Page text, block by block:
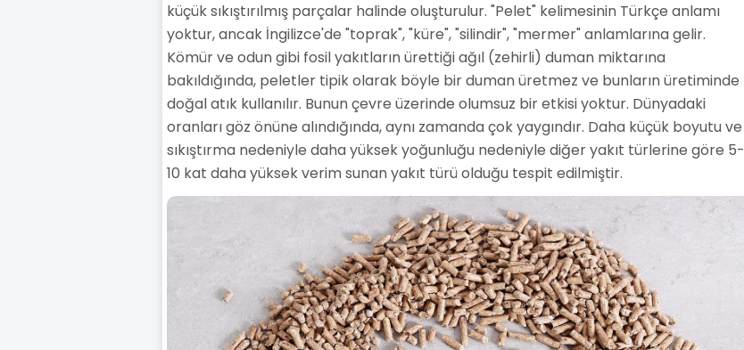
küçük sıkıştırılmış parçalar halinde oluşturulur. "Pelet" kelimesinin Türkçe anlamı
yoktur, ancak İngilizce'de "toprak", "küre", "silindir", "mermer" anlamlarına gelir.
Kömür ve odun gibi fosil yakıtların ürettiği ağıl (zehirli) duman miktarına
bakıldığında, peletler tipik olarak böyle bir duman üretmez ve bunların üretiminde
doğal atık kullanılır. Bunun çevre üzerinde olumsuz bir etkisi yoktur. Dünyadaki
oranları göz önüne alındığında, aynı zamanda çok yaygındır. Daha küçük boyutu ve
sıkıştırma nedeniyle daha yüksek yoğunluğu nedeniyle diğer yakıt türlerine göre 5-
10 kat daha yüksek verim sunan yakıt türü olduğu tespit edilmiştir.